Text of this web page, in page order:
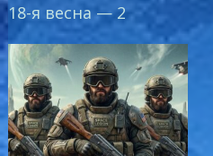
18-я весна — 2